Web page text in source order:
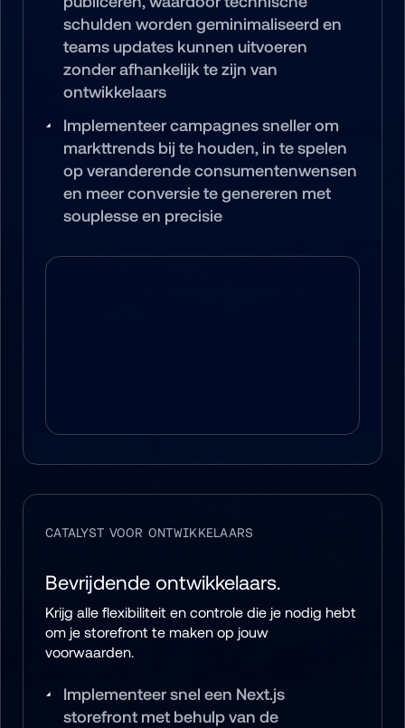
schulden worden geminimaliseerd en
teams updates kunnen uitvoeren
zonder afhankelijk te zijn van
ontwikkelaars
Implementeer campagnes sneller om
markttrends bij te houden, in te spelen
op veranderende consumentenwensen
en meer conversie te genereren met
souplesse en precisie
CATALYST VOOR ONTWIKKELAARS
Bevrijdende ontwikkelaars.
Krijg alle flexibiliteit en controle die je nodig hebt
om je storefront te maken op jouw
voorwaarden.
Implementeer snel een Next.js
storefront met behulp van de